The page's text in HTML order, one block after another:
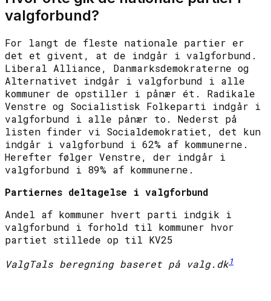
valgforbund?
For langt de fleste nationale partier er
det et givent, at de indgår i valgforbund.
Liberal Alliance, Danmarksdemokraterne og
Alternativet indgår i valgforbund i alle
kommuner de opstiller i pånær ét. Radikale
Venstre og Socialistisk Folkeparti indgår i
valgforbund i alle pånær to. Nederst på
listen finder vi Socialdemokratiet, det kun
indgår i valgforbund i 62% af kommunerne.
Herefter følger Venstre, der indgår i
valgforbund i 89% af kommunerne.
Partiernes deltagelse i valgforbund
Andel af kommuner hvert parti indgik i
valgforbund i forhold til kommuner hvor
partiet stillede op til KV25
ValgTals beregning baseret på valg.dk1